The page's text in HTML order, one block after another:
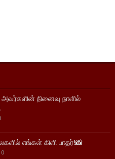
நினைவு நாளில்
எங்கள் கிளி பாதர்!📸
0